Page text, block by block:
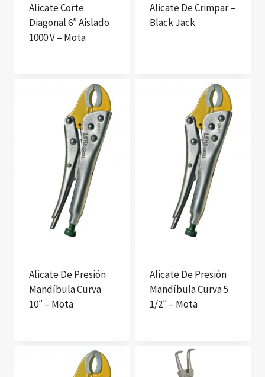
Alicate Corte
Diagonal 6″ Aislado
1000 V – Mota
Alicate De Crimpar –
Black Jack
Alicate De Presión
Mandíbula Curva
10″ – Mota
Alicate De Presión
Mandíbula Curva 5
1/2″ – Mota